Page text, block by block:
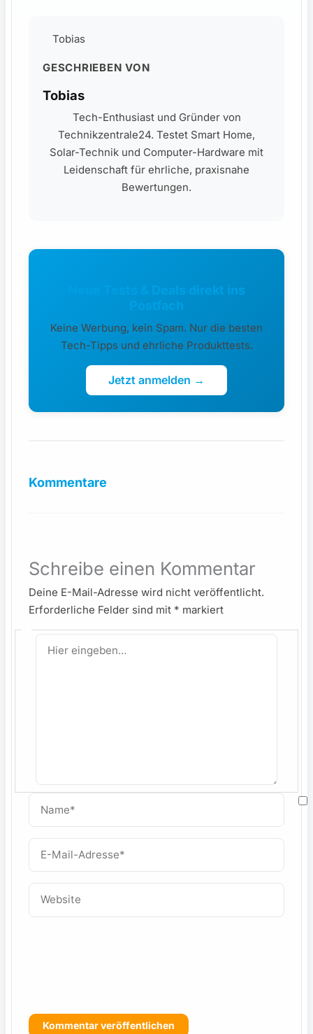
Tobias
GESCHRIEBEN VON
Tobias
Tech-Enthusiast und Gründer von
Technikzentrale24. Testet Smart Home,
Solar-Technik und Computer-Hardware mit
Leidenschaft für ehrliche, praxisnahe
Bewertungen.
Neue Tests & Deals direkt ins
Postfach
Keine Werbung, kein Spam. Nur die besten
Tech-Tipps und ehrliche Produkttests.
Jetzt anmelden →
Kommentare
Schreibe einen Kommentar
Deine E-Mail-Adresse wird nicht veröffentlicht.
Erforderliche Felder sind mit * markiert
Hier
eingeben…
E-
Adresse*
Website